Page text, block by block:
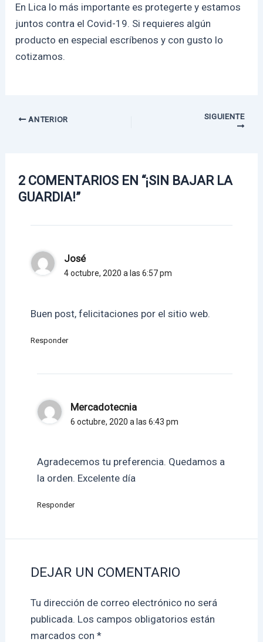
En Lica lo más importante es protegerte y estamos
juntos contra el Covid-19. Si requieres algún
producto en especial escríbenos y con gusto lo
cotizamos.
ANTERIOR SIGUIENTE
2 COMENTARIOS EN “¡SIN BAJAR LA
GUARDIA!”
José
4 octubre, 2020 a las 6:57 pm
Buen post, felicitaciones por el sitio web.
Responder
Mercadotecnia
6 octubre, 2020 a las 6:43 pm
Agradecemos tu preferencia. Quedamos a
la orden. Excelente día
Responder
DEJAR UN COMENTARIO
Tu dirección de correo electrónico no será
publicada. Los campos obligatorios están
marcados con *